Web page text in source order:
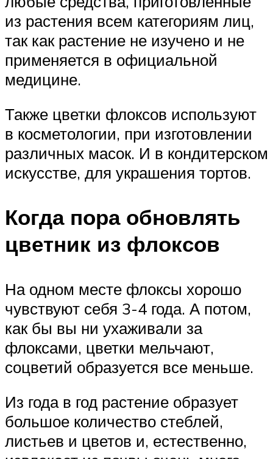
из растения всем категориям лиц,
так как растение не изучено и не
применяется в официальной
медицине.
Также цветки флоксов используют
в косметологии, при изготовлении
различных масок. И в кондитерском
искусстве, для украшения тортов.
Когда пора обновлять
цветник из флоксов
На одном месте флоксы хорошо
чувствуют себя 3-4 года. А потом,
как бы вы ни ухаживали за
флоксами, цветки мельчают,
соцветий образуется все меньше.
Из года в год растение образует
большое количество стеблей,
листьев и цветов и, естественно,